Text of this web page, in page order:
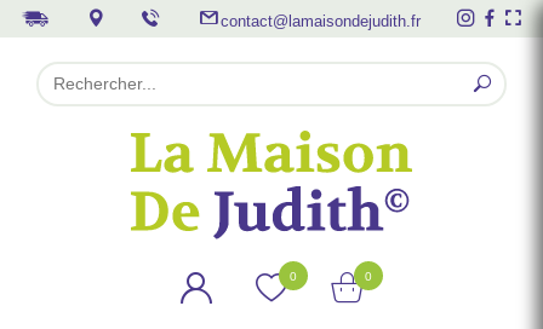
contact@lamaisondejudith.fr
0 0